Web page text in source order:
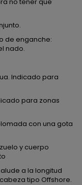
de enganche:
nado.
Indicado para
para zonas
con una gota
y cuerpo
alude a la longitud
tipo Offshore.